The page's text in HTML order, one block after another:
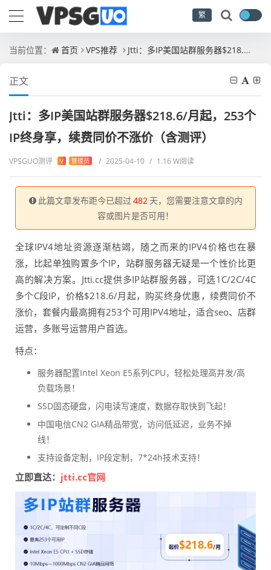
繁
当前位置： 首页 VPS推荐 Jtti：多IP美国站群服务器$218.6/月起，253个IP终身享，续费同价不涨价（含测评）
正文
Jtti：多IP美国站群服务器$218.6/月起，253个
IP终身享，续费同价不涨价（含测评）
VPSGUO测评 V 管理员 / 2025-04-10 / 1.16 W阅读
此篇文章发布距今已超过 482 天，您需要注意文章的内
容或图片是否可用！
全球IPV4地址资源逐渐枯竭，随之而来的IPV4价格也在暴
涨，比起单独购置多个IP，站群服务器无疑是一个性价比更
高的解决方案。Jtti.cc提供多IP站群服务器，可选1C/2C/4C
多个C段IP，价格$218.6/月起，购买终身优惠，续费同价不
涨价，套餐内最高拥有253个可用IPV4地址，适合seo、店群
运营，多账号运营用户首选。
特点：
服务器配置Intel Xeon E5系列CPU，轻松处理高并发/高
负载场景！
SSD固态硬盘，闪电读写速度，数据存取快到飞起！
中国电信CN2 GIA精品带宽，访问低延迟，业务不掉
线！
支持设备定制，IP段定制，7*24h技术支持！
立即直达： jtti.cc官网